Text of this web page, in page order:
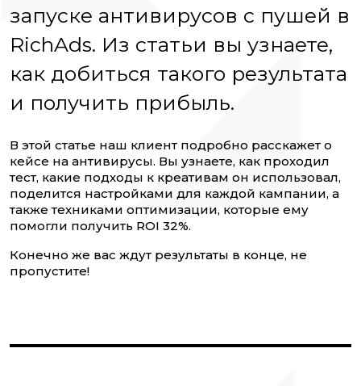
запуске антивирусов с пушей в
RichAds. Из статьи вы узнаете,
как добиться такого результата
и получить прибыль.
В этой статье наш клиент подробно расскажет о
кейсе на антивирусы. Вы узнаете, как проходил
тест, какие подходы к креативам он использовал,
поделится настройками для каждой кампании, а
также техниками оптимизации, которые ему
помогли получить ROI 32%.
Конечно же вас ждут результаты в конце, не
пропустите!